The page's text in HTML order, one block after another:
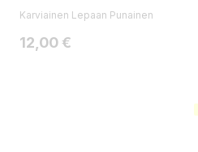
Karviainen Lepaan Punainen
Hinta
12,00 €